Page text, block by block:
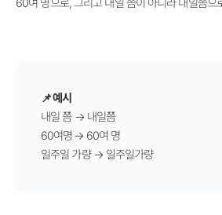
60여 명으로, 그리고 내일 쯤이 아니라 내일쯤으
📌 예시
내일 쯤 → 내일쯤
60여명→ 60여 명
일주일 가량→ 일주일가량